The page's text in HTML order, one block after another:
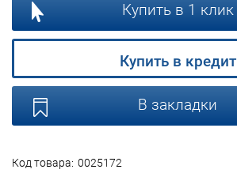
Код товара: 0025172
Купить в 1 клик
Купить в кредит
В закладки